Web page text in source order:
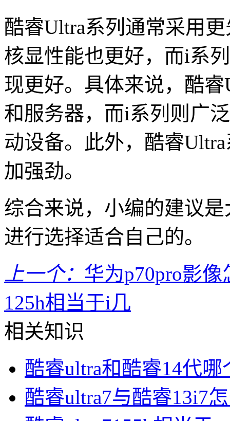
酷睿Ultra系列通常采用
核显性能也更好，而i系
现更好。具体来说，酷
和服务器，而i系列则广
动设备。此外，酷睿
加强劲。
综合来说，小编的建议
进行选择适合自己的。
上一个： 华为p70pro影像
125h相当于i几
相关知识
酷睿ultra和酷睿14代哪
酷睿ultra7与酷睿13i7